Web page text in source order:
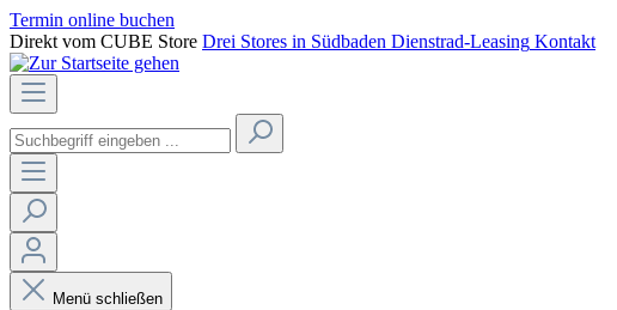
Termin online buchen
Direkt vom CUBE Store Drei Stores in Südbaden Dienstrad-Leasing Kontakt
Menü schließen